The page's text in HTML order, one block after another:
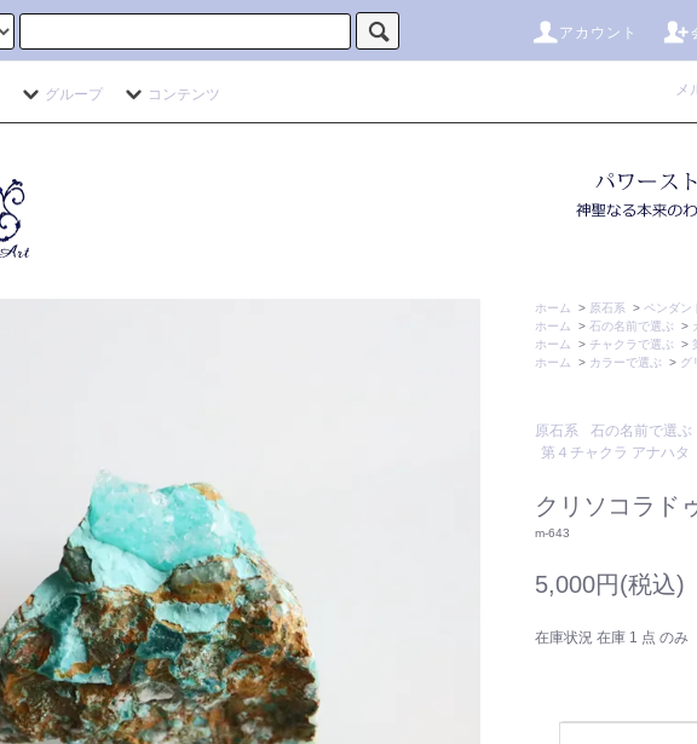
アカウント
グループ コンテンツ メ
ホーム > 原石系 > ペンダン
ホーム
> 石の名前で選ぶ >
ホーム
> チャクラで選ぶ >
ホーム
> カラーで選ぶ > グ
原石系 石の名前で選ぶ
第４チャクラ アナハタ
クリソコラド
m-643
5,000円(税込)
在庫状況 在庫 1 点 のみ